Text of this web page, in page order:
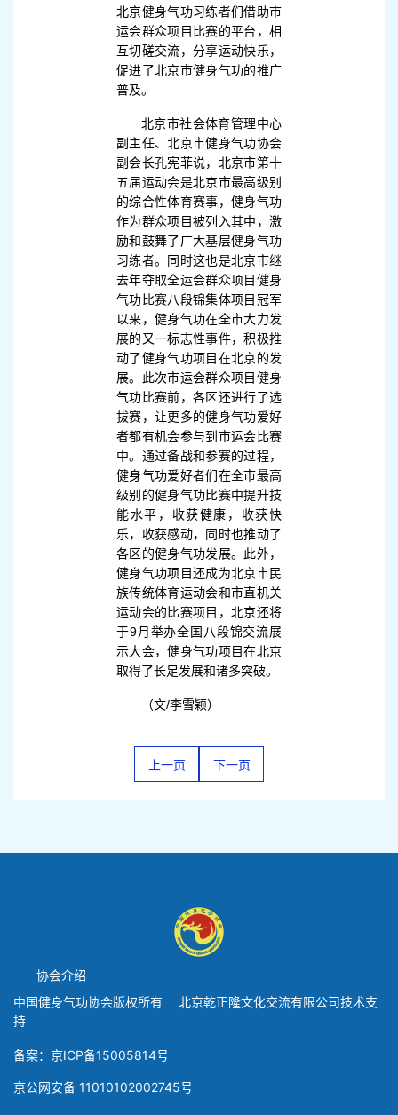
北京健身气功习练者们借助市
运会群众项目比赛的平台，相
互切磋交流，分享运动快乐，
促进了北京市健身气功的推广
普及。
北京市社会体育管理中心
副主任、北京市健身气功协会
副会长孔宪菲说，北京市第十
五届运动会是北京市最高级别
的综合性体育赛事，健身气功
作为群众项目被列入其中，激
励和鼓舞了广大基层健身气功
习练者。同时这也是北京市继
去年夺取全运会群众项目健身
气功比赛八段锦集体项目冠军
以来，健身气功在全市大力发
展的又一标志性事件，积极推
动了健身气功项目在北京的发
展。此次市运会群众项目健身
气功比赛前，各区还进行了选
拔赛，让更多的健身气功爱好
者都有机会参与到市运会比赛
中。通过备战和参赛的过程，
健身气功爱好者们在全市最高
级别的健身气功比赛中提升技
能水平，收获健康，收获快
乐，收获感动，同时也推动了
各区的健身气功发展。此外，
健身气功项目还成为北京市民
族传统体育运动会和市直机关
运动会的比赛项目，北京还将
于9月举办全国八段锦交流展
示大会，健身气功项目在北京
取得了长足发展和诸多突破。
（文/李雪颖）
上一页 下一页
协会介绍
中国健身气功协会版权所有 北京乾正隆文化交流有限公司技术支
持
备案：京ICP备15005814号
京公网安备 11010102002745号